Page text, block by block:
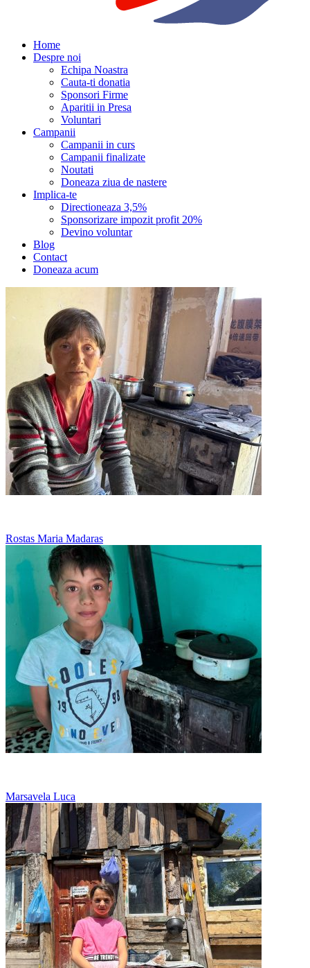
Home
Despre noi
Echipa Noastra
Cauta-ti donatia
Sponsori Firme
Aparitii in Presa
Voluntari
Campanii
Campanii in curs
Campanii finalizate
Noutati
Doneaza ziua de nastere
Implica-te
Directioneaza 3,5%
Sponsorizare impozit profit 20%
Devino voluntar
Blog
Contact
Doneaza acum
Rostas Maria Madaras
Marsavela Luca